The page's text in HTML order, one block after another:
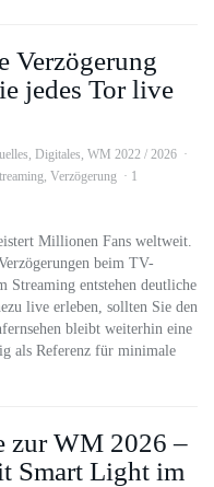
Verzögerung
jedes Tor live
, Digitales, WM 2022 / 2026
, Verzögerung
1
Millionen Fans weltweit.
beim TV-
Streaming entstehen deutliche
live erleben, sollten Sie den
bleibt weiterhin eine
als Referenz für minimale
zur WM 2026 –
Smart Light im